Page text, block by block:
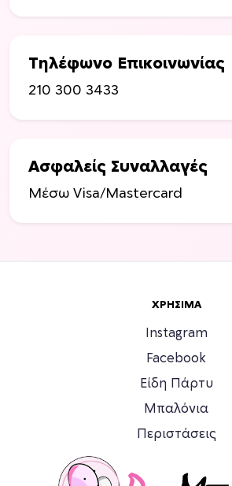
Τηλέφωνο Επικοινωνίας
210 300 3433
Ασφαλείς Συναλλαγές
Μέσω Visa/Mastercard
ΧΡΉΣΙΜΑ
Instagram
Facebook
Είδη Πάρτυ
Μπαλόνια
Περιστάσεις